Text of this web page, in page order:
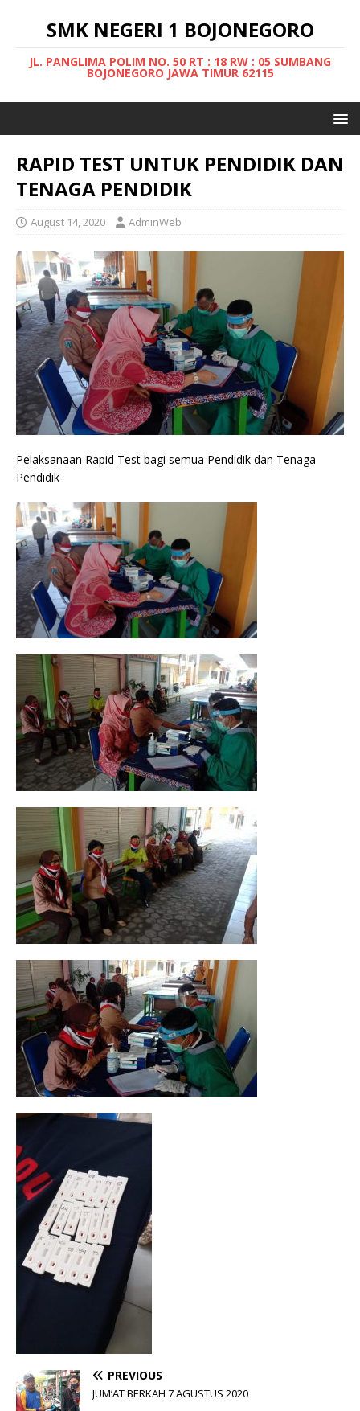
SMK NEGERI 1 BOJONEGORO
JL. PANGLIMA POLIM NO. 50 RT : 18 RW : 05 SUMBANG
BOJONEGORO JAWA TIMUR 62115
RAPID TEST UNTUK PENDIDIK DAN
TENAGA PENDIDIK
August 14, 2020 AdminWeb
Pelaksanaan Rapid Test bagi semua Pendidik dan Tenaga
Pendidik
PREVIOUS
JUM’AT BERKAH 7 AGUSTUS 2020